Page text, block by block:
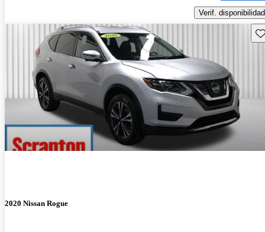
Verif. disponibilidad
2020 Nissan Rogue